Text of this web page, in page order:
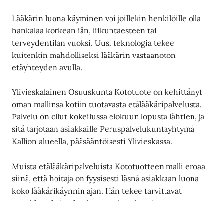
Lääkärin luona käyminen voi joillekin henkilöille olla
hankalaa korkean iän, liikuntaesteen tai
terveydentilan vuoksi. Uusi teknologia tekee
kuitenkin mahdolliseksi lääkärin vastaanoton
etäyhteyden avulla.
Ylivieskalainen Osuuskunta Kototuote on kehittänyt
oman mallinsa kotiin tuotavasta etälääkäripalvelusta.
Palvelu on ollut kokeilussa elokuun lopusta lähtien, ja
sitä tarjotaan asiakkaille Peruspalvelukuntayhtymä
Kallion alueella, pääsääntöisesti Ylivieskassa.
Muista etälääkäripalveluista Kototuotteen malli eroaa
siinä, että hoitaja on fyysisesti läsnä asiakkaan luona
koko lääkärikäynnin ajan. Hän tekee tarvittavat